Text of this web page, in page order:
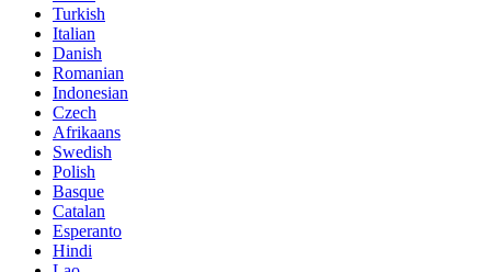
Turkish
Italian
Danish
Romanian
Indonesian
Czech
Afrikaans
Swedish
Polish
Basque
Catalan
Esperanto
Hindi